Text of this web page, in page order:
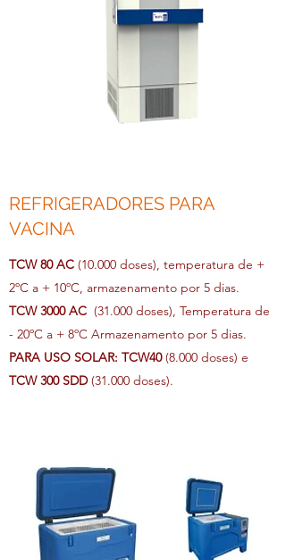
REFRIGERADORES PARA
VACINA
TCW 80 AC (10.000 doses), temperatura de +
2ºC a + 10ºC, armazenamento por 5 dias.
TCW 3000 AC (31.000 doses), Temperatura de
- 20ºC a + 8ºC Armazenamento por 5 dias.
PARA USO SOLAR: TCW40(8.000 doses) e
TCW 300 SDD(31.000 doses).